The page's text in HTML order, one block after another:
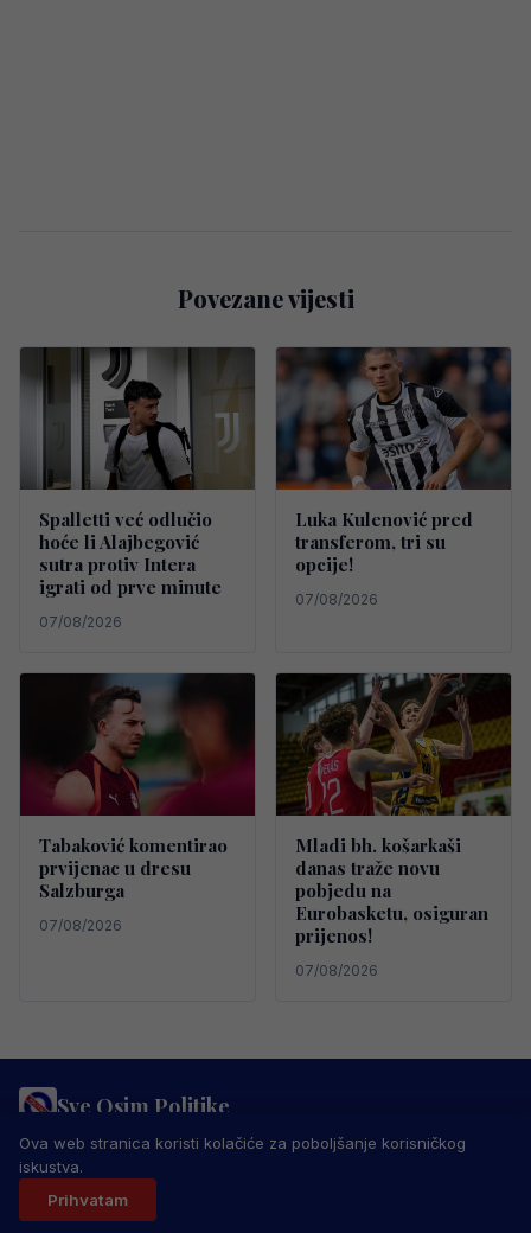
Povezane vijesti
Spalletti već odlučio
hoće li Alajbegović
sutra protiv Intera
igrati od prve minute
07/08/2026
Luka Kulenović pred
transferom, tri su
opcije!
07/08/2026
Tabaković komentirao
prvijenac u dresu
Salzburga
07/08/2026
Mladi bh. košarkaši
danas traže novu
pobjedu na
Eurobasketu, osiguran
prijenos!
07/08/2026
Sve Osim Politike
PRAVILA PRIVATNOSTI MARKETING
USLOVI KORIŠTENJA
IMPRESSUM
© 2026 Sve Osim Politike. Sva prava zadržana.
Ova web stranica koristi kolačiće za poboljšanje korisničkog
iskustva.
Prihvatam